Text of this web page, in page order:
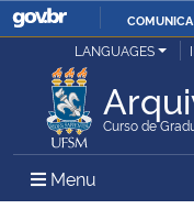
Ministério da Justiça e
Ministério da Defesa
LANGUAGES
Curso de
Menu Menu